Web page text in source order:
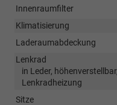
Innenraumfilter
Klimatisierung
Laderaumabdeckung
Lenkrad
in Leder,
Lenkradheizung
Sitze